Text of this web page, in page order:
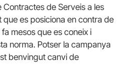
de Serveis a les
que es posiciona en contra de
mesos que es coneix i
norma. Potser la campanya
benvingut canvi de